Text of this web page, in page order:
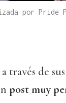
por Pride
través de sus
post muy